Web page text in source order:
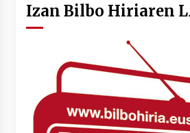
Izan Bilbo Hiriaren